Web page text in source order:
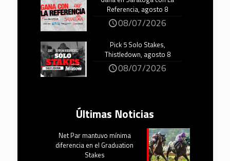
Referencia, agosto 8
08/07/2026
Pick 5 Solo Stakes,
Thistledown, agosto 8
08/07/2026
Últimas Noticias
Net Par mantuvo mínima
diferencia en el Graduation
Stakes